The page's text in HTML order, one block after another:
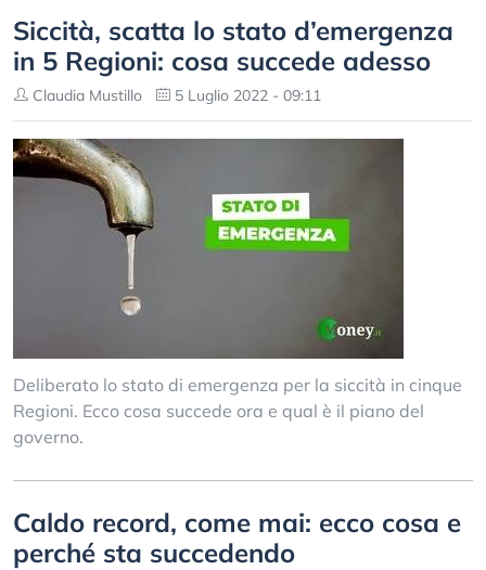
Siccità, scatta lo stato d’emergenza
in 5 Regioni: cosa succede adesso
Claudia Mustillo 5 Luglio 2022 - 09:11
Deliberato lo stato di emergenza per la siccità in cinque
Regioni. Ecco cosa succede ora e qual è il piano del
governo.
Caldo record, come mai: ecco cosa e
perché sta succedendo